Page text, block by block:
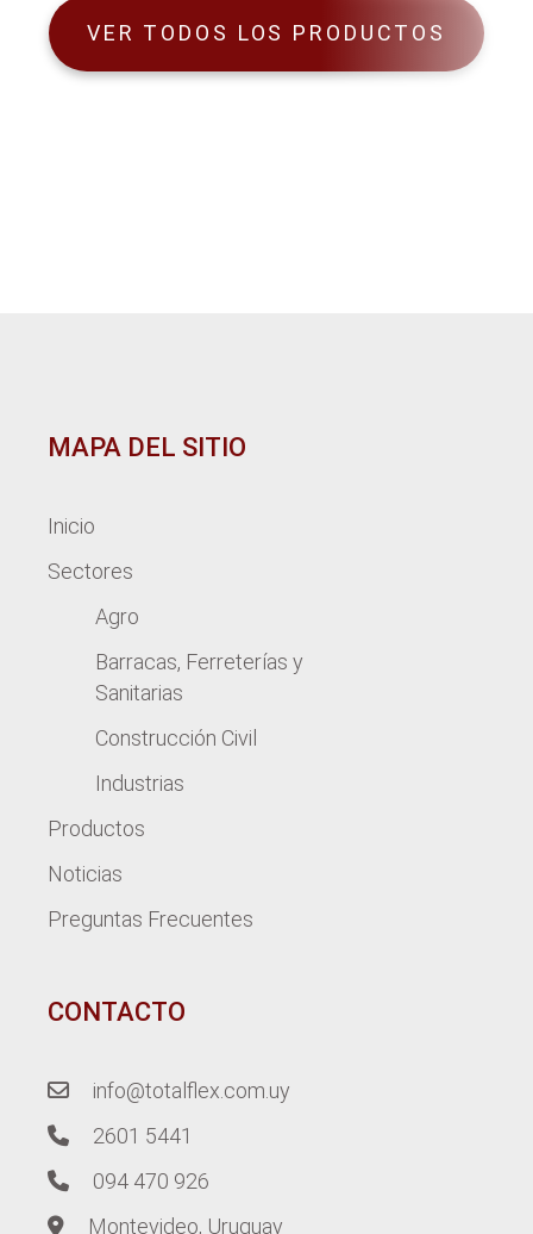
VER TODOS LOS PRODUCTOS
MAPA DEL SITIO
Inicio
Sectores
Agro
Barracas, Ferreterías y
Sanitarias
Construcción Civil
Industrias
Productos
Noticias
Preguntas Frecuentes
CONTACTO
info@totalflex.com.uy
2601 5441
094 470 926
Montevideo, Uruguay